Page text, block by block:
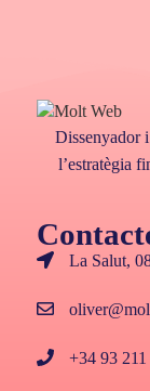
Dissenyador
l’estratègia
La Salut,
+34 93 211